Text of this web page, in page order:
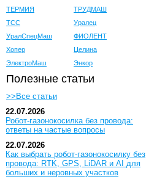
ТЕРМИЯ
ТРУДМАШ
ТСС
Уралец
УралСпецМаш
ФИОЛЕНТ
Хопер
Целина
ЭлектроМаш
Энкор
Полезные статьи
>>Все статьи
22.07.2026
Робот-газонокосилка без провода:
ответы на частые вопросы
22.07.2026
Как выбрать робот-газонокосилку без
провода: RTK, GPS, LiDAR и AI для
больших и неровных участков